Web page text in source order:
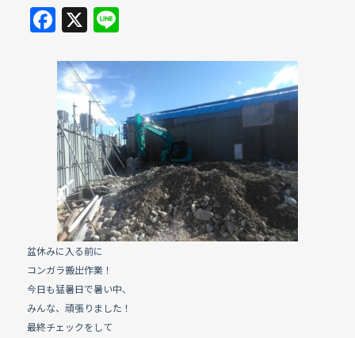
F
a
c
e
b
o
o
k
X Li
e
盆休みに入る前に
コンガラ搬出作業！
今日も猛暑日で暑い中、
みんな、頑張りました！
最終チェックをして